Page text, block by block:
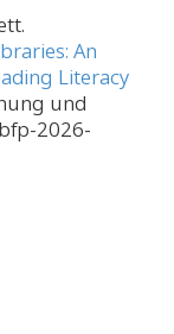
An
Literacy
und
2026-